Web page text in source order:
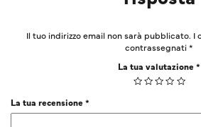
Il tuo indirizzo email non sarà pubblicato. I
contrassegnati*
La tua valutazione*
La tua recensione*